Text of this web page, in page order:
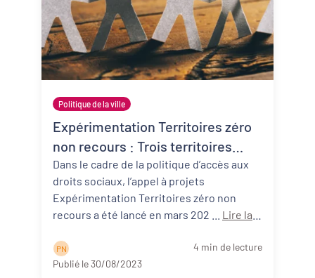
Politique de la ville
Expérimentation Territoires zéro
non recours : Trois territoires
néo-aquitains participants !
Dans le cadre de la politique d’accès aux
droits sociaux, l’appel à projets
Expérimentation Territoires zéro non
Lire la
P N
4 min de lecture
Publié le 30/08/2023